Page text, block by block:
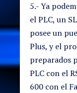
5.- Ya
el PLC, un
posee un
Plus, y el
preparados
PLC con el
600 con el